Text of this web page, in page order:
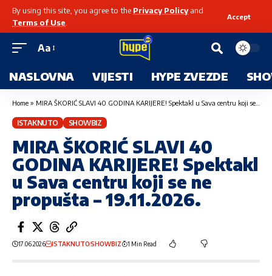
By using this site, you agree to the Privacy Policyand
Terms of Use
Accept
Aa
NASLOVNA VIJESTI HYPE ZVEZDE
Home » MIRA ŠKORIĆ SLAVI 40 GODINA KARIJERE! Spektakl u Sava centru koji se ne propušta – 19.11.2026.
ISTAKNUTO SHOWBIZ
MIRA ŠKORIĆ SLAVI 40
GODINA KARIJERE! Spektakl
u Sava centru koji se ne
propušta – 19.11.2026.
17.06.2026 ISTAKNUTOSHOWBIZ 1 Min Read